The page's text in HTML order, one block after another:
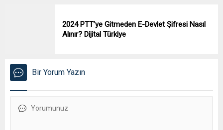
2024 PTT’ye Gitmeden E-Devlet Şifresi Nasıl
Alınır? Dijital Türkiye
Bir Yorum Yazın